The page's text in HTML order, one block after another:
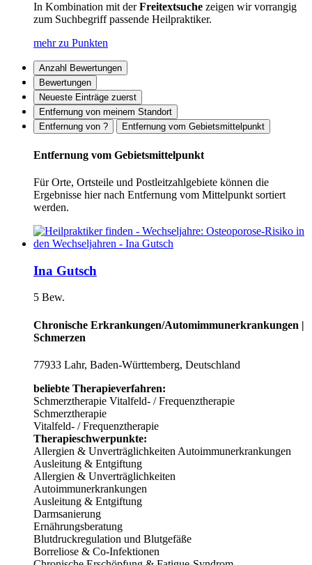
In Kombination mit derFreitextsuche zeigen wir vorrangig
zum Suchbegriff passende Heilpraktiker.
mehr zu Punkten
Anzahl Bewertungen
Bewertungen
Neueste Einträge zuerst
Entfernung von meinem Standort
Entfernung von ?
Entfernung vom Gebietsmittelpunkt
Entfernung vom Gebietsmittelpunkt
Für Orte, Ortsteile und Postleitzahlgebiete können die
Ergebnisse hier nach Entfernung vom Mittelpunkt sortiert
werden.
Ina Gutsch
5 Bew.
Chronische Erkrankungen/Automimmunerkrankungen |
Schmerzen
77933 Lahr, Baden-Württemberg, Deutschland
beliebte Therapieverfahren:
Schmerztherapie Vitalfeld- / Frequenztherapie
Schmerztherapie
Vitalfeld- / Frequenztherapie
Therapieschwerpunkte:
Allergien & Unverträglichkeiten Autoimmunerkrankungen
Ausleitung & Entgiftung
Allergien & Unverträglichkeiten
Autoimmunerkrankungen
Ausleitung & Entgiftung
Darmsanierung
Ernährungsberatung
Blutdruckregulation und Blutgefäße
Borreliose & Co-Infektionen